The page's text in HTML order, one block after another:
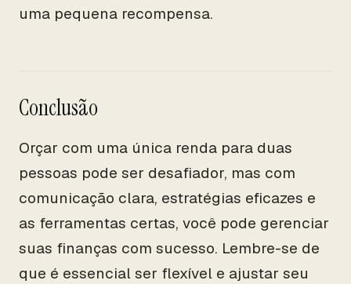
uma pequena recompensa.
Conclusão
Orçar com uma única renda para duas
pessoas pode ser desafiador, mas com
comunicação clara, estratégias eficazes e
as ferramentas certas, você pode gerenciar
suas finanças com sucesso. Lembre-se de
que é essencial ser flexível e ajustar seu